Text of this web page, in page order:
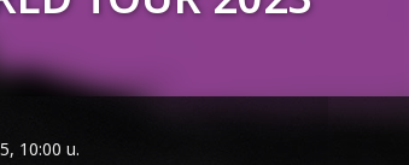
10:00 น.